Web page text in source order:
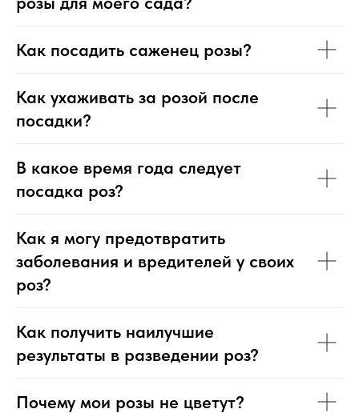
Как посадить саженец розы?
Как ухаживать за розой после
посадки?
В какое время года следует
посадка роз?
Как я могу предотвратить
заболевания и вредителей у своих
роз?
Как получить наилучшие
результаты в разведении роз?
Почему мои розы не цветут?